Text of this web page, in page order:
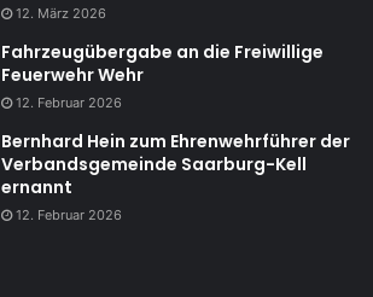
12. März 2026
Fahrzeugübergabe an die Freiwillige
Feuerwehr Wehr
12. Februar 2026
Bernhard Hein zum Ehrenwehrführer der
Verbandsgemeinde Saarburg-Kell
ernannt
12. Februar 2026